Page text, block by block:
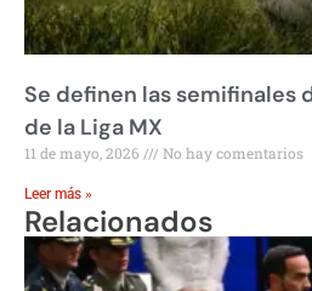
Se definen las semifinales
de la Liga MX
11 de mayo, 2026 No hay comentarios
Leer más »
Relacionados